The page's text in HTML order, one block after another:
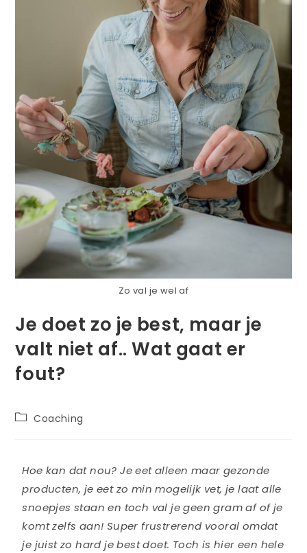
Zo val je wel af
Je doet zo je best, maar je
valt niet af.. Wat gaat er
fout?
Coaching
Hoe kan dat nou? Je eet alleen maar gezonde
producten, je eet zo min mogelijk vet, je laat alle
snoepjes staan en toch val je geen gram af of je
komt zelfs aan! Super frustrerend vooral omdat
je juist zo hard je best doet. Toch is hier een hele